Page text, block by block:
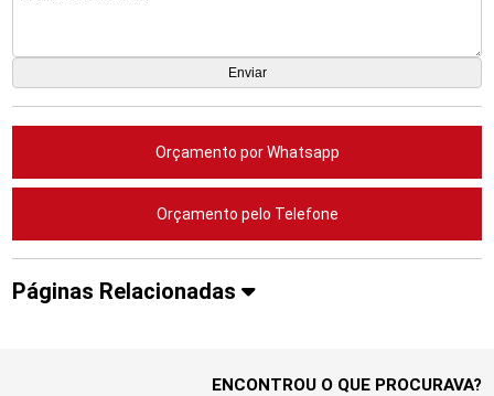
Orçamento por Whatsapp
Orçamento pelo Telefone
Páginas Relacionadas
ENCONTROU O QUE PROCURAVA?